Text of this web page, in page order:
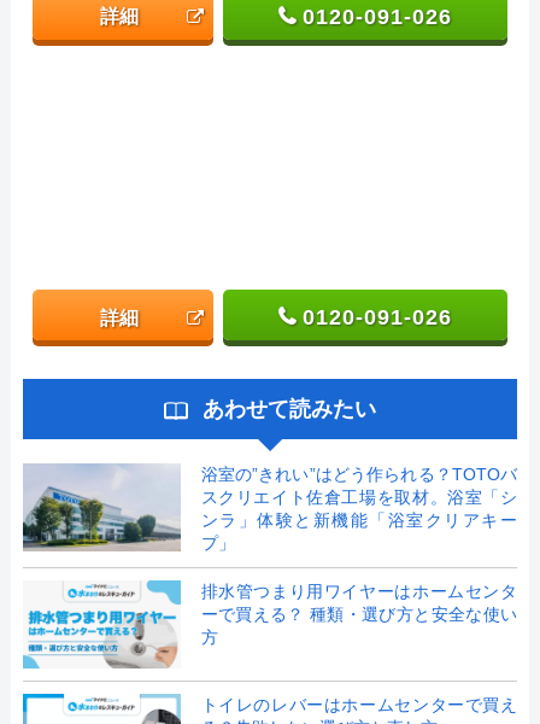
詳細 0120-091-026
詳細 0120-091-026
あわせて読みたい
浴室の”きれい”はどう作られる？TOTOバ
スクリエイト佐倉工場を取材。浴室「シ
ンラ」体験と新機能「浴室クリアキー
プ」
排水管つまり用ワイヤーはホームセンタ
ーで買える？ 種類・選び方と安全な使い
方
トイレのレバーはホームセンターで買え